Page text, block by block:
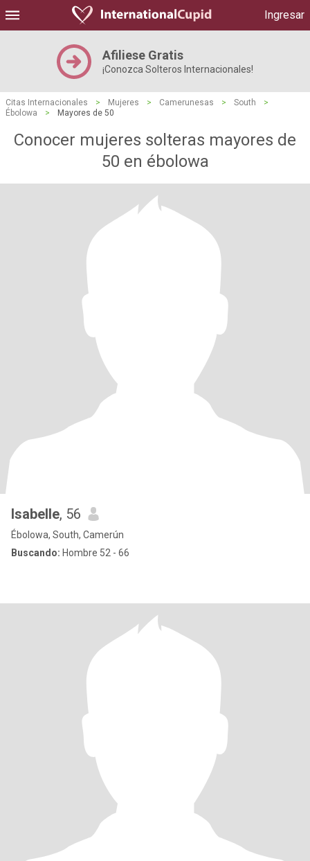
Ingresar
Afiliese Gratis
¡Conozca Solteros Internacionales!
Citas Internacionales > Mujeres > Camerunesas > South
>
Ébolowa
> Mayores de 50
Conocer mujeres solteras mayores de
50 en ébolowa
Isabelle, 56
Ébolowa, South, Camerún
Buscando: Hombre 52 - 66